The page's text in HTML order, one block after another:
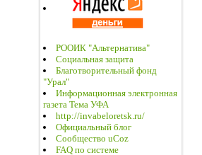
РООИК "Альтернатива"
Социальная защита
Благотворительный фонд
"Урал"
Информационная электронная
газета Тема УФА
http://invabeloretsk.ru/
Официальный блог
Сообщество uCoz
FAQ по системе